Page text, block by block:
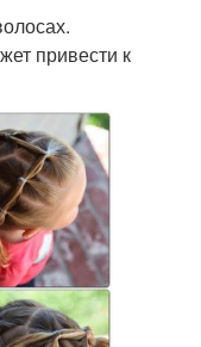
привести к